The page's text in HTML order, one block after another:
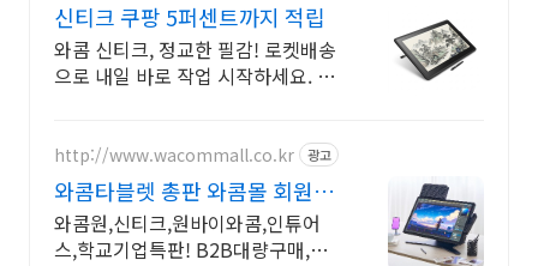
신티크 쿠팡 5퍼센트까지 적립
와콤 신티크, 정교한 필감! 로켓배송
으로 내일 바로 작업 시작하세요. 어
장.
http://www.wacommall.co.kr 광고
와콤타블렛 총판 와콤몰 회원가
입시 다양한 혜택제공!
와콤원,신티크,원바이와콤,인튜어
스,학교기업특판! B2B대량구매,장